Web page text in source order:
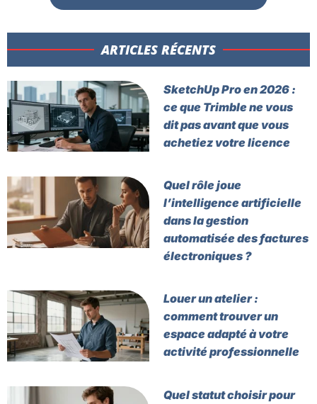
ARTICLES RÉCENTS​
SketchUp Pro en 2026 :
ce que Trimble ne vous
dit pas avant que vous
achetiez votre licence
Quel rôle joue
l’intelligence artificielle
dans la gestion
automatisée des factures
électroniques ?
Louer un atelier :
comment trouver un
espace adapté à votre
activité professionnelle
Quel statut choisir pour